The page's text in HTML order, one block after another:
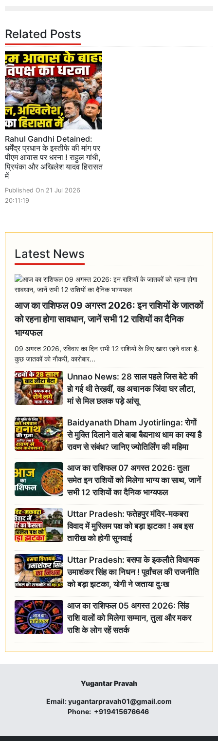
Related Posts
Rahul Gandhi Detained:
धर्मेंद्र प्रधान के इस्तीफे की मांग पर
पीएम आवास पर धरना ! राहुल गांधी,
प्रियंका और अखिलेश यादव हिरासत
में
Published On 21 Jul 2026
20:11:19
Latest News
आज का राशिफल 09 अगस्त 2026: इन राशियों के जातकों
को रहना होगा सावधान, जानें सभी 12 राशियों का दैनिक
भाग्यफल
09 अगस्त 2026, रविवार का दिन सभी 12 राशियों के लिए खास रहने वाला है.
कुछ जातकों को नौकरी, कारोबार...
Unnao News: 28 साल पहले जिस बेटे की
हो गई थी तेरहवीं, वह अचानक जिंदा घर लौटा,
मां से मिल छलक पड़े आंसू
Baidyanath Dham Jyotirlinga: रोगों
से मुक्ति दिलाने वाले बाबा बैद्यनाथ धाम का क्या है
रावण से संबंध? जानिए ज्योतिर्लिंग की महिमा
आज का राशिफल 07 अगस्त 2026: तुला
समेत इन राशियों को मिलेगा भाग्य का साथ, जानें
सभी 12 राशियों का दैनिक भाग्यफल
Uttar Pradesh: फतेहपुर मंदिर-मकबरा
विवाद में मुस्लिम पक्ष को बड़ा झटका ! अब इस
तारीख को होगी सुनवाई
Uttar Pradesh: बसपा के इकलौते विधायक
उमाशंकर सिंह का निधन ! पूर्वांचल की राजनीति
को बड़ा झटका, योगी ने जताया दुःख
आज का राशिफल 05 अगस्त 2026: सिंह
राशि वालों को मिलेगा सम्मान, तुला और मकर
राशि के लोग रहें सतर्क
Yugantar Pravah
Email:yugantarpravah01@gmail.com
Phone: +919415676646